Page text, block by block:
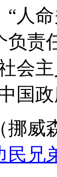
“人
负责
会
国
威
民兄